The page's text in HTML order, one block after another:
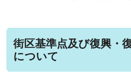
街区基準点及び復興・
について